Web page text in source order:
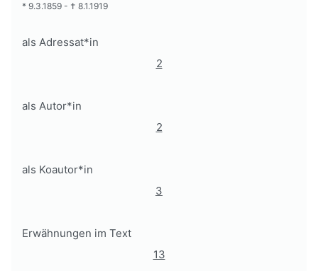
* 9.3.1859 - † 8.1.1919
als Adressat*in
2
als Autor*in
2
als Koautor*in
3
Erwähnungen im Text
13